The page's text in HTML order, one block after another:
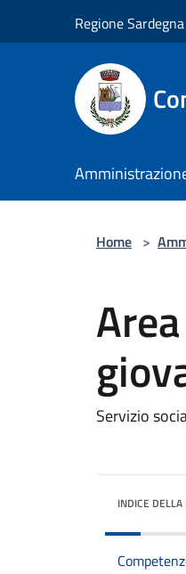
Regione Sardegna
Home >
Servizio
INDICE DELLA